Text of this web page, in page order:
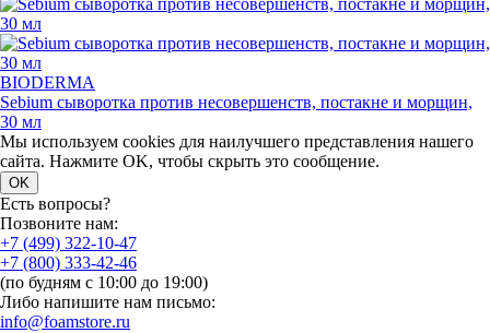
BIODERMA
Sebium сыворотка против несовершенств, постакне и морщин,
30 мл
Мы используем cookies для наилучшего представления нашего
сайта. Нажмите OK, чтобы скрыть это сообщение.
OK
Есть вопросы?
Позвоните нам:
+7 (499) 322-10-47
+7 (800) 333-42-46
(по будням с 10:00 до 19:00)
Либо напишите нам письмо:
info@foamstore.ru